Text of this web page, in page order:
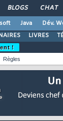
BLOGS CHAT
Java Dév.
LIVRES
!
Règles